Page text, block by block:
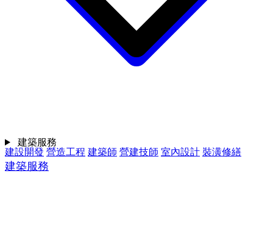
建設開發 營造工程 建築師 營建技師 室內設計 裝潢修繕
建築服務
建築服務